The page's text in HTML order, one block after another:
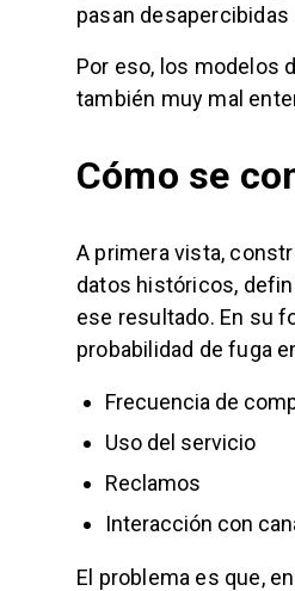
pasan
Por eso, los modelos
también muy mal
Cómo se
A primera vista,
datos históricos,
ese resultado. En su
probabilidad de fuga
Frecuencia de
Uso del servicio
Reclamos
Interacción con
El problema es que,